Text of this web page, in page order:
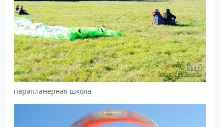
парапланерная школа